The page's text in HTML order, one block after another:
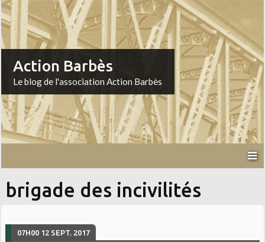
Action Barbès
Le blog de l'association Action Barbès
brigade des incivilités
07H00 12 SEPT. 2017